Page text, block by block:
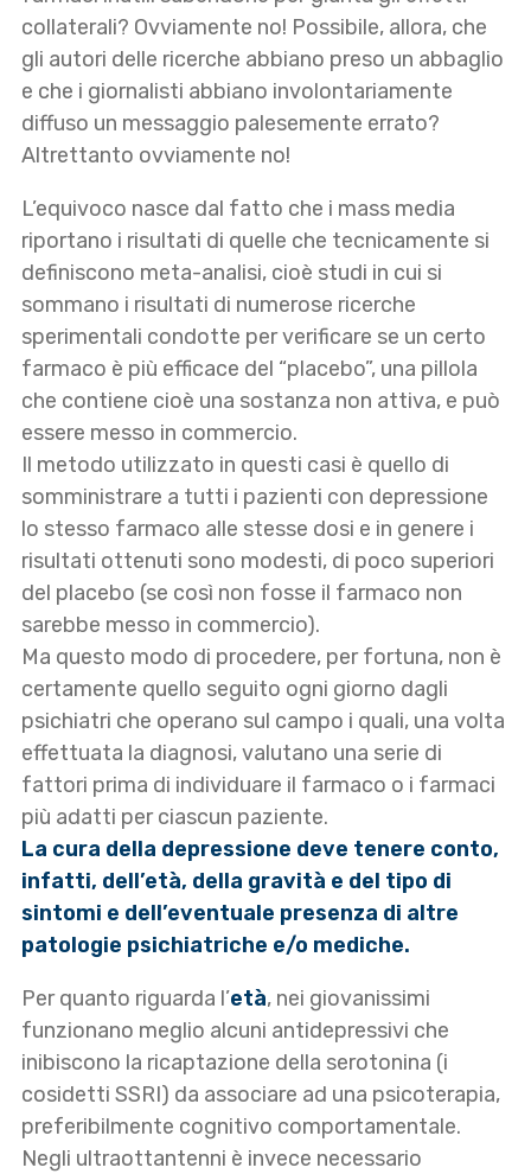
collaterali? Ovviamente no! Possibile, allora, che
gli autori delle ricerche abbiano preso un abbaglio
e che i giornalisti abbiano involontariamente
diffuso un messaggio palesemente errato?
Altrettanto ovviamente no!
L’equivoco nasce dal fatto che i mass media
riportano i risultati di quelle che tecnicamente si
definiscono meta-analisi, cioè studi in cui si
sommano i risultati di numerose ricerche
sperimentali condotte per verificare se un certo
farmaco è più efficace del “placebo”, una pillola
che contiene cioè una sostanza non attiva, e può
essere messo in commercio.
Il metodo utilizzato in questi casi è quello di
somministrare a tutti i pazienti con depressione
lo stesso farmaco alle stesse dosi e in genere i
risultati ottenuti sono modesti, di poco superiori
del placebo (se così non fosse il farmaco non
sarebbe messo in commercio).
Ma questo modo di procedere, per fortuna, non è
certamente quello seguito ogni giorno dagli
psichiatri che operano sul campo i quali, una volta
effettuata la diagnosi, valutano una serie di
fattori prima di individuare il farmaco o i farmaci
più adatti per ciascun paziente.
La cura della depressione deve tenere conto,
infatti, dell’età, della gravità e del tipo di
sintomi e dell’eventuale presenza di altre
patologie psichiatriche e/o mediche.
Per quanto riguarda l’età, nei giovanissimi
funzionano meglio alcuni antidepressivi che
inibiscono la ricaptazione della serotonina (i
cosidetti SSRI) da associare ad una psicoterapia,
preferibilmente cognitivo comportamentale.
Negli ultraottantenni è invece necessario